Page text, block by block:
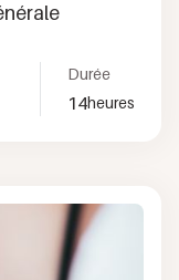
Durée
14heures